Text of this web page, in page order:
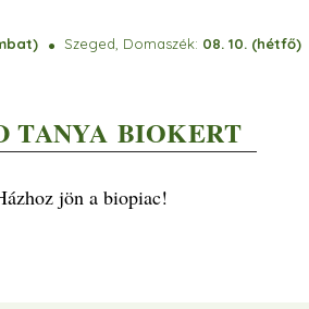
⚫️ Szeged, Domaszék: 08. 10. (hétfő)
TANYA BIOKERT
jön a biopiac!